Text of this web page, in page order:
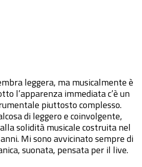
leggera, ma musicalmente è
l’apparenza immediata c’è un
piuttosto complesso.
di leggero e coinvolgente,
solidità musicale costruita nel
Mi sono avvicinato sempre di
suonata, pensata per il live.